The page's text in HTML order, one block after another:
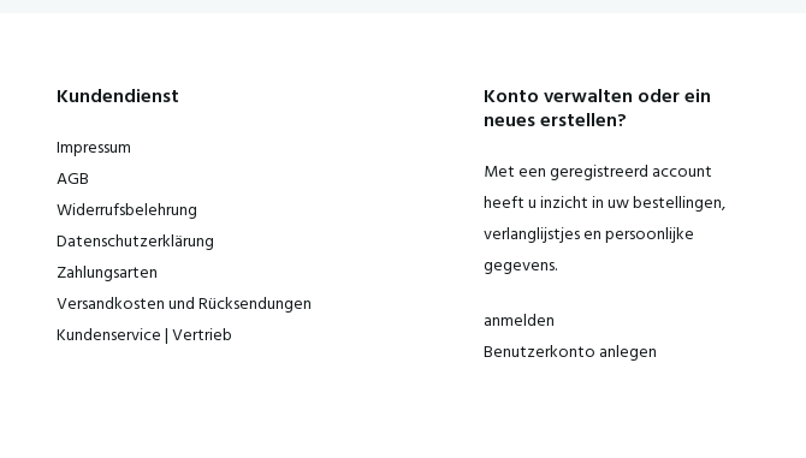
Kundendienst
Impressum
AGB
Widerrufsbelehrung
Datenschutzerklärung
Zahlungsarten
Versandkosten und Rücksendungen
Kundenservice | Vertrieb
Konto verwalten oder ein
neues erstellen?
Met een geregistreerd account
heeft u inzicht in uw bestellingen,
verlanglijstjes en persoonlijke
gegevens.
anmelden
Benutzerkonto anlegen